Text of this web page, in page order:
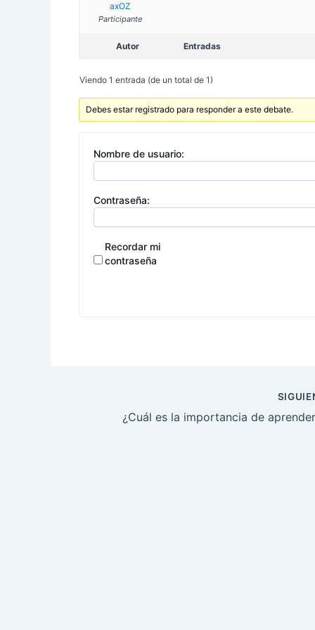
axOZ
Participante
Autor Entradas
Viendo 1 entrada (de un total de 1)
Debes estar registrado para responder a este debate.
Nombre de usuario:
Contraseña:
Recordar mi
contraseña